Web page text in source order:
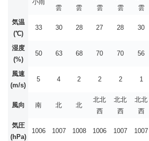
小雨
雲
雲
雲
雲
雲
気温
(℃)
33 30 28 27 28 30
湿度
(%)
50 63 68 70 70 56
風速
(m/s)
5 4 2 2 2 1
風向 南 北 北
北北
西
北北
西
北北
西
気圧
(hPa)
1006 1007 1008 1006 1007 1007